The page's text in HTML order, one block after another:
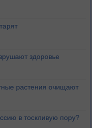
здоровье
растения очищают
в тоскливую пору?